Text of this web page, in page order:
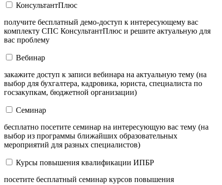
КонсультантПлюс
получите бесплатный демо-доступ к интересующему вас
комплекту СПС КонсультантПлюс и решите актуальную для
вас проблему
Вебинар
закажите доступ к записи вебинара на актуальную тему (на
выбор для бухгалтера, кадровика, юриста, специалиста по
госзакупкам, бюджетной организации)
Семинар
бесплатно посетите семинар на интересующую вас тему (на
выбор из программы ближайших образовательных
мероприятий для разных специалистов)
Курсы повышения квалификации ИПБР
посетите бесплатный семинар курсов повышения